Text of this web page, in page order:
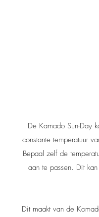
De Kamado Sun-Day
constante temperatuur
Bepaal zelf de
aan te passen. Dit
Dit maakt van de